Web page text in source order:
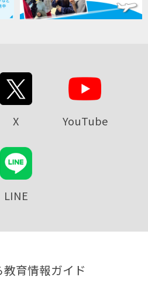
X YouTube
LINE
教育情報ガイド